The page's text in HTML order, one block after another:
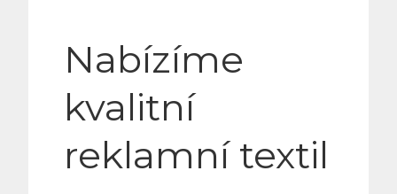
Nabízíme
kvalitní
reklamní textil